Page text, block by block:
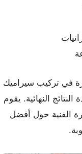
في تركيب سيراميك
النهائية. يقوم
الفنية حول أفضل